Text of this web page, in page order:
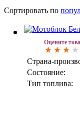
Сортировать по
Оцените
Страна-
Состояние:
Тип топлива: